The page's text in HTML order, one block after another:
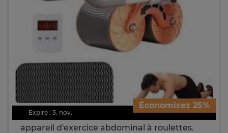
Expire : 3. nov.
Économisez 25%
appareil d'exercice abdominal à roulettes.